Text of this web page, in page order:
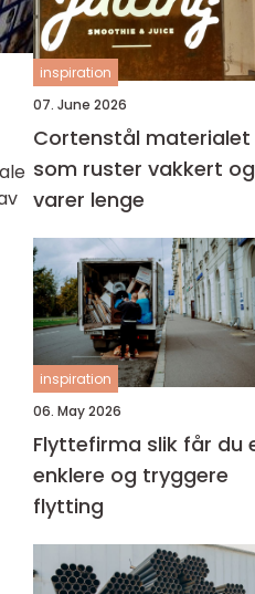
inspiration
07. June 2026
Cortenstål materialet
som ruster vakkert og
varer lenge
inspiration
06. May 2026
Flyttefirma slik får du en
enklere og tryggere
flytting